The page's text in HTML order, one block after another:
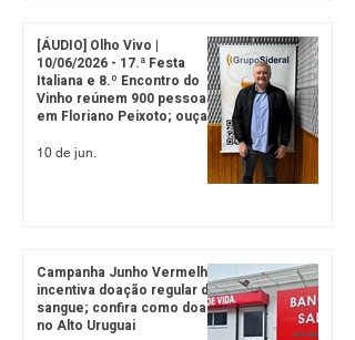
[ÁUDIO] Olho Vivo |
10/06/2026 - 17.ª Festa
Italiana e 8.º Encontro do
Vinho reúnem 900 pessoas
em Floriano Peixoto; ouça a
Jair Ostrowski
10 de jun.
Campanha Junho Vermelho
incentiva doação regular de
sangue; confira como doar
no Alto Uruguai